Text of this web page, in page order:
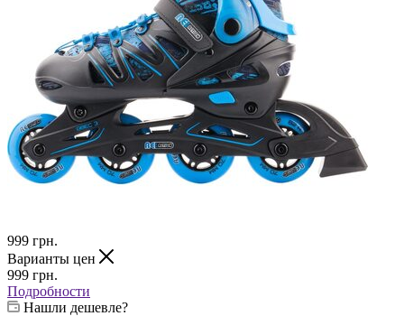
999 грн.
Варианты цен
999 грн.
Подробности
Нашли дешевле?